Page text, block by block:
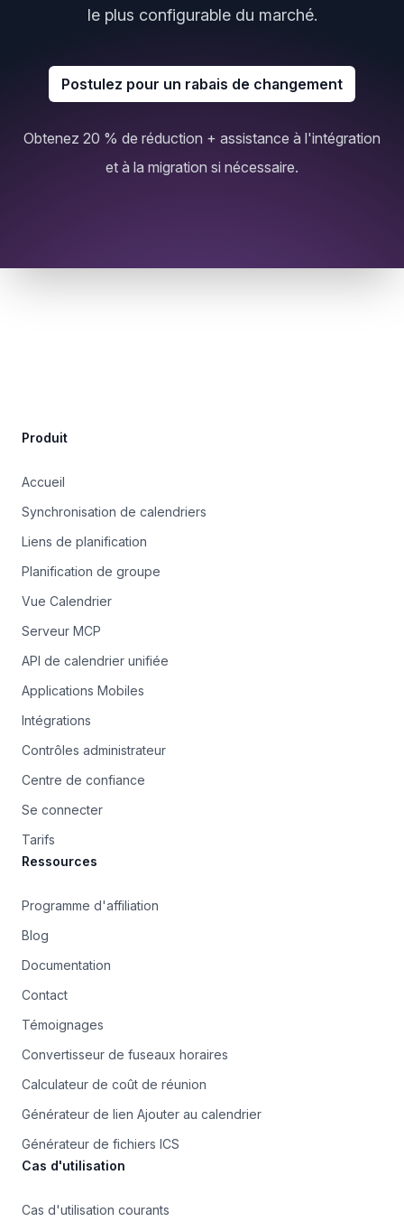
le plus configurable du marché.
Postulez pour un rabais de changement
Obtenez 20 % de réduction + assistance à l'intégration
et à la migration si nécessaire.
Produit
Accueil
Synchronisation de calendriers
Liens de planification
Planification de groupe
Vue Calendrier
Serveur MCP
API de calendrier unifiée
Applications Mobiles
Intégrations
Contrôles administrateur
Centre de confiance
Se connecter
Tarifs
Ressources
Programme d'affiliation
Blog
Documentation
Contact
Témoignages
Convertisseur de fuseaux horaires
Calculateur de coût de réunion
Générateur de lien Ajouter au calendrier
Générateur de fichiers ICS
Cas d'utilisation
Cas d'utilisation courants